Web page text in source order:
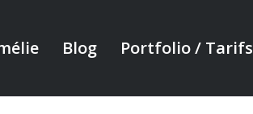
Blog Portfolio / Tarifs